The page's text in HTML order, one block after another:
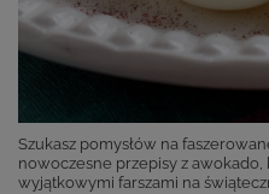
Szukasz pomysłów na
nowoczesne przepisy z
wyjątkowymi farszami na